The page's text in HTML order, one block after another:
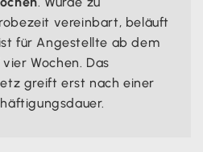
vereinbart, beläuft
für Angestellte ab dem
Wochen. Das
greift erst nach einer